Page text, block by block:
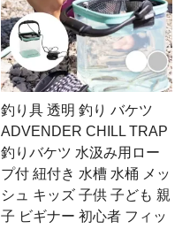
釣り具 透明 釣り バケツ
ADVENDER CHILL TRAP
釣りバケツ 水汲み用ロー
プ付 紐付き 水槽 水桶 メッ
シュ キッズ 子供 子ども 親
子 ビギナー 初心者 フィッ